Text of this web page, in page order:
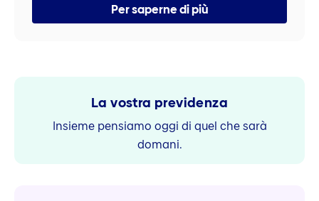
Per saperne di più
La vostra previdenza
Insieme pensiamo oggi di quel che sarà
domani.